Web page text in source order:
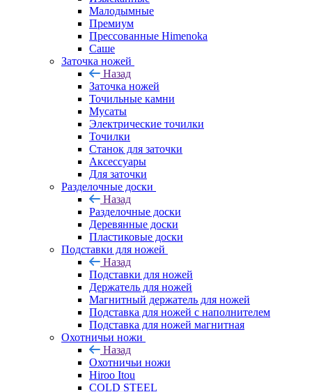
Малодымные
Премиум
Прессованные Himenoka
Саше
Заточка ножей
Назад
Заточка ножей
Точильные камни
Мусаты
Электрические точилки
Точилки
Станок для заточки
Аксессуары
Для заточки
Разделочные доски
Назад
Разделочные доски
Деревянные доски
Пластиковые доски
Подставки для ножей
Назад
Подставки для ножей
Держатель для ножей
Магнитный держатель для ножей
Подставка для ножей с наполнителем
Подставка для ножей магнитная
Охотничьи ножи
Назад
Охотничьи ножи
Hiroo Itou
COLD STEEL